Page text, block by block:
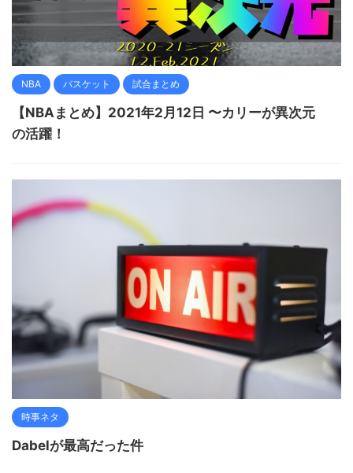
NBA バスケット 試合まとめ
【NBAまとめ】2021年2月12日 〜カリーが異次元
の活躍！
時事ネタ
Dabelが最高だった件